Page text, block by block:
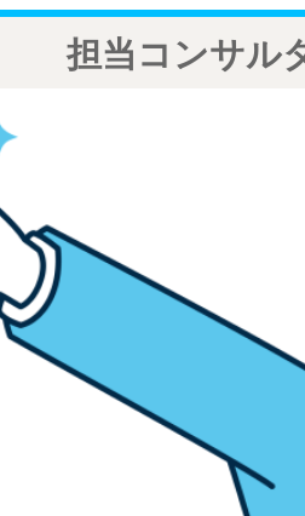
担当コンサル